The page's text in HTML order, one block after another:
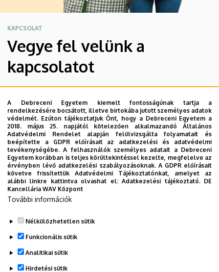
KAPCSOLAT
Vegye fel velünk a
kapcsolatot
DE Idegennyelvi Központ
Telefonszám
+36 52 532 740, +36 52 512 900 /23031
Email
dexam@unideb.hu
Cím
4032 Debrecen Komlóssy út 56.
Szervezeti Telefonkönyv
A Debreceni Egyetem kiemelt fontosságúnak tartja a
rendelkezésére bocsátott, illetve birtokába jutott személyes adatok
védelmét. Ezúton tájékoztatjuk Önt, hogy a Debreceni Egyetem a
2018. május 25. napjától kötelezően alkalmazandó Általános
Adatvédelmi Rendelet alapján felülvizsgálta folyamatait és
beépítette a GDPR előírásait az adatkezelési és adatvédelmi
tevékenységébe. A felhasználók személyes adatait a Debreceni
Egyetem korábban is teljes körültekintéssel kezelte, megfelelve az
érvényben lévő adatkezelési szabályozásoknak. A GDPR előírásait
követve frissítettük Adatvédelmi Tájékoztatónkat, amelyet az
alábbi linkre kattintva olvashat el:Adatkezelési tájékoztató. DE
Kancellária WAV Központ
További információk
Nélkülözhetetlen sütik
Funkcionális sütik
Analitikai sütik
Hirdetési sütik